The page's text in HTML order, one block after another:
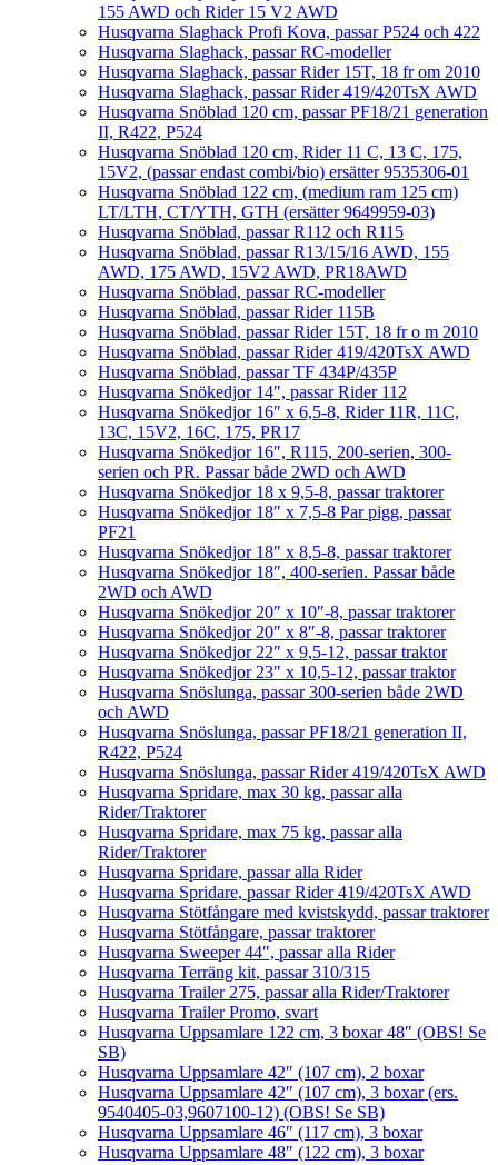
155 AWD och Rider 15 V2 AWD
Husqvarna Slaghack Profi Kova, passar P524 och 422
Husqvarna Slaghack, passar RC-modeller
Husqvarna Slaghack, passar Rider 15T, 18 fr om 2010
Husqvarna Slaghack, passar Rider 419/420TsX AWD
Husqvarna Snöblad 120 cm, passar PF18/21 generation
II, R422, P524
Husqvarna Snöblad 120 cm, Rider 11 C, 13 C, 175,
15V2, (passar endast combi/bio) ersätter 9535306-01
Husqvarna Snöblad 122 cm, (medium ram 125 cm)
LT/LTH, CT/YTH, GTH (ersätter 9649959-03)
Husqvarna Snöblad, passar R112 och R115
Husqvarna Snöblad, passar R13/15/16 AWD, 155
AWD, 175 AWD, 15V2 AWD, PR18AWD
Husqvarna Snöblad, passar RC-modeller
Husqvarna Snöblad, passar Rider 115B
Husqvarna Snöblad, passar Rider 15T, 18 fr o m 2010
Husqvarna Snöblad, passar Rider 419/420TsX AWD
Husqvarna Snöblad, passar TF 434P/435P
Husqvarna Snökedjor 14″, passar Rider 112
Husqvarna Snökedjor 16″ x 6,5-8, Rider 11R, 11C,
13C, 15V2, 16C, 175, PR17
Husqvarna Snökedjor 16″, R115, 200-serien, 300-
serien och PR. Passar både 2WD och AWD
Husqvarna Snökedjor 18 x 9,5-8, passar traktorer
Husqvarna Snökedjor 18″ x 7,5-8 Par pigg, passar
PF21
Husqvarna Snökedjor 18″ x 8,5-8, passar traktorer
Husqvarna Snökedjor 18″, 400-serien. Passar både
2WD och AWD
Husqvarna Snökedjor 20″ x 10″-8, passar traktorer
Husqvarna Snökedjor 20″ x 8″-8, passar traktorer
Husqvarna Snökedjor 22″ x 9,5-12, passar traktor
Husqvarna Snökedjor 23″ x 10,5-12, passar traktor
Husqvarna Snöslunga, passar 300-serien både 2WD
och AWD
Husqvarna Snöslunga, passar PF18/21 generation II,
R422, P524
Husqvarna Snöslunga, passar Rider 419/420TsX AWD
Husqvarna Spridare, max 30 kg, passar alla
Rider/Traktorer
Husqvarna Spridare, max 75 kg, passar alla
Rider/Traktorer
Husqvarna Spridare, passar alla Rider
Husqvarna Spridare, passar Rider 419/420TsX AWD
Husqvarna Stötfångare med kvistskydd, passar traktorer
Husqvarna Stötfångare, passar traktorer
Husqvarna Sweeper 44″, passar alla Rider
Husqvarna Terräng kit, passar 310/315
Husqvarna Trailer 275, passar alla Rider/Traktorer
Husqvarna Trailer Promo, svart
Husqvarna Uppsamlare 122 cm, 3 boxar 48″ (OBS! Se
SB)
Husqvarna Uppsamlare 42″ (107 cm), 2 boxar
Husqvarna Uppsamlare 42″ (107 cm), 3 boxar (ers.
9540405-03,9607100-12) (OBS! Se SB)
Husqvarna Uppsamlare 46″ (117 cm), 3 boxar
Husqvarna Uppsamlare 48″ (122 cm), 3 boxar